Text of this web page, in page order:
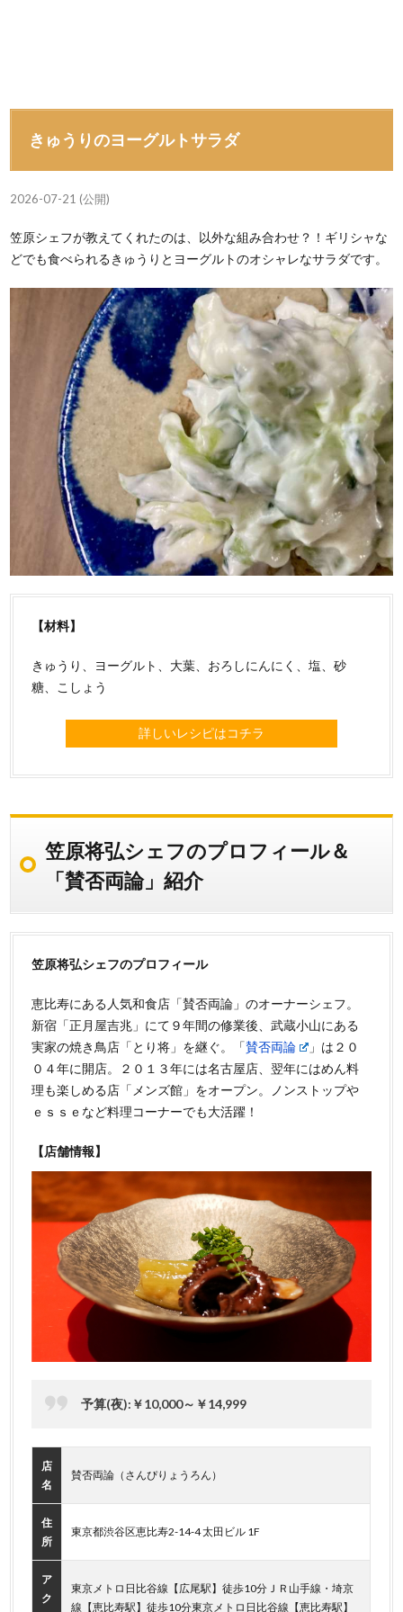
きゅうりのヨーグルトサラダ
2026-07-21 (公開)
笠原シェフが教えてくれたのは、以外な組み合わせ？！ギリシャな
どでも食べられるきゅうりとヨーグルトのオシャレなサラダです。
【材料】
きゅうり、ヨーグルト、大葉、おろしにんにく、塩、砂
糖、こしょう
詳しいレシピはコチラ
笠原将弘シェフのプロフィール＆
「賛否両論」紹介
笠原将弘シェフのプロフィール
恵比寿にある人気和食店「賛否両論」のオーナーシェフ。
新宿「正月屋吉兆」にて９年間の修業後、武蔵小山にある
実家の焼き鳥店「とり将」を継ぐ。「賛否両論
」は２０
０４年に開店。２０１３年には名古屋店、翌年にはめん料
理も楽しめる店「メンズ館」をオープン。ノンストップや
ｅｓｓｅなど料理コーナーでも大活躍！
【店舗情報】
予算(夜):￥10,000～￥14,999
店
名
賛否両論（さんぴりょうろん）
住
所
東京都渋谷区恵比寿2-14-4 太田ビル 1F
ア
ク
東京メトロ日比谷線【広尾駅】徒歩10分ＪＲ山手線・埼京
線【恵比寿駅】徒歩10分東京メトロ日比谷線【恵比寿駅】